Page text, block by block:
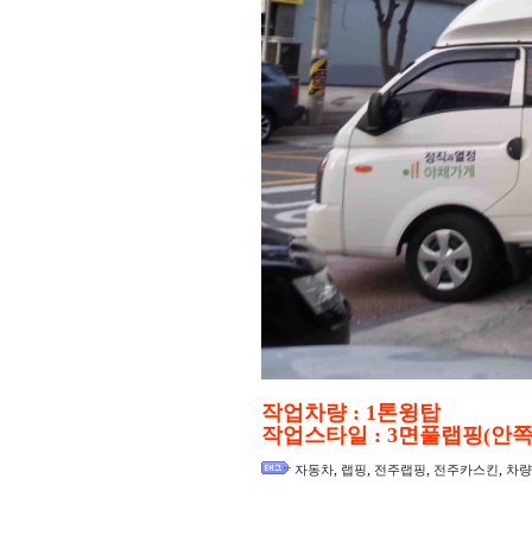
작업차량 : 1톤윙탑
작업스타일 : 3면풀랩핑(안
자동차, 랩핑, 전주랩핑, 전주카스킨, 차